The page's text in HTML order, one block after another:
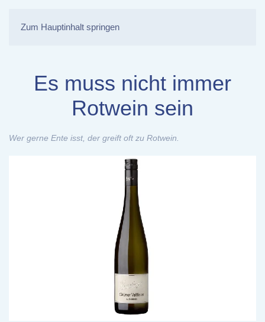
Zum Hauptinhalt springen
Es muss nicht immer
Rotwein sein
Wer gerne Ente isst, der greift oft zu Rotwein.